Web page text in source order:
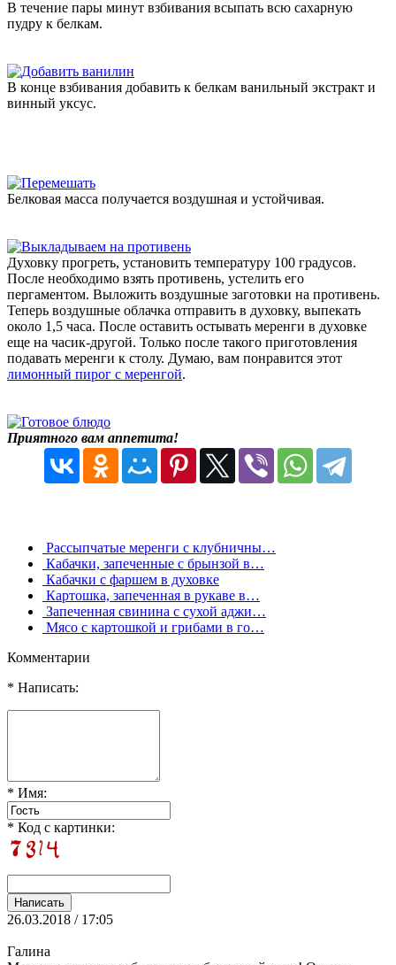
В течение пары минут взбивания всыпать всю сахарную
пудру к белкам.
В конце взбивания добавить к белкам ванильный экстракт и
винный уксус.
Белковая масса получается воздушная и устойчивая.
Духовку прогреть, установить температуру 100 градусов.
После необходимо взять противень, устелить его
пергаментом. Выложить воздушные заготовки на противень.
Теперь воздушные облачка отправить в духовку, выпекать
около 1,5 часа. После оставить остывать меренги в духовке
еще на часик-другой. Только после такого приготовления
подавать меренги к столу. Думаю, вам понравится этот
лимонный пирог с меренгой.
Приятного вам аппетита!
Рассыпчатые меренги с клубничны…
Кабачки, запеченные с брынзой в…
Кабачки с фаршем в духовке
Картошка, запеченная в рукаве в…
Запеченная свинина с сухой аджи…
Мясо с картошкой и грибами в го…
Комментарии
* Написать:
* Имя:
* Код с картинки:
26.03.2018 / 17:05
Галина